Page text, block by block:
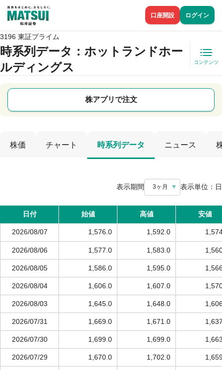
口座開設 ログイン
3196 東証プライム
時系列データ ：ホットランドホー
ルディングス
コンテンツ
株アプリで注文
株価 チャート 時系列データ ニュース
表示期間 3ヶ月 表示単位： 日
日付 始値 高値 安値
2026/08/07 1,576.0 1,592.0
2026/08/06 1,577.0 1,583.0
2026/08/05 1,586.0 1,595.0
2026/08/04 1,606.0 1,607.0
2026/08/03 1,645.0 1,648.0
2026/07/31 1,669.0 1,671.0
2026/07/30 1,699.0 1,699.0
2026/07/29 1,670.0 1,702.0